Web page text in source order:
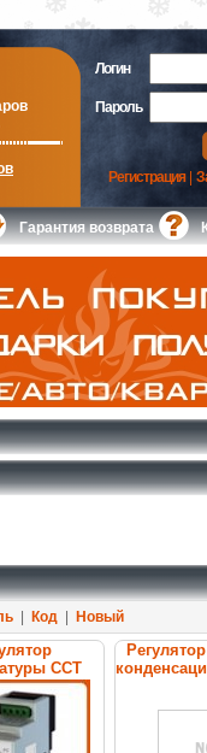
Логин
Пароль
Регистрация|
Гарантия возврата
| Код| Новый
ССТ